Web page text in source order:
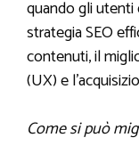
quando gli
strategia SEO
contenuti, il
(UX) e
Come si può